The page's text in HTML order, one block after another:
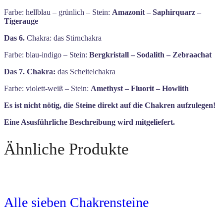
Farbe: hellblau – grünlich – Stein: Amazonit – Saphirquarz –
Tigerauge
Das 6. Chakra: das Stirnchakra
Farbe: blau-indigo – Stein: Bergkristall – Sodalith – Zebraachat
Das 7. Chakra: das Scheitelchakra
Farbe: violett-weiß – Stein: Amethyst – Fluorit – Howlith
Es ist nicht nötig, die Steine direkt auf die Chakren aufzulegen!
Eine Asusführliche Beschreibung wird mitgeliefert.
Ähnliche Produkte
Alle sieben Chakrensteine